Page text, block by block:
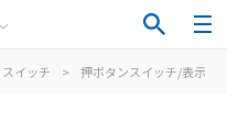
スイッチ > 押ボタンスイッチ/表示灯